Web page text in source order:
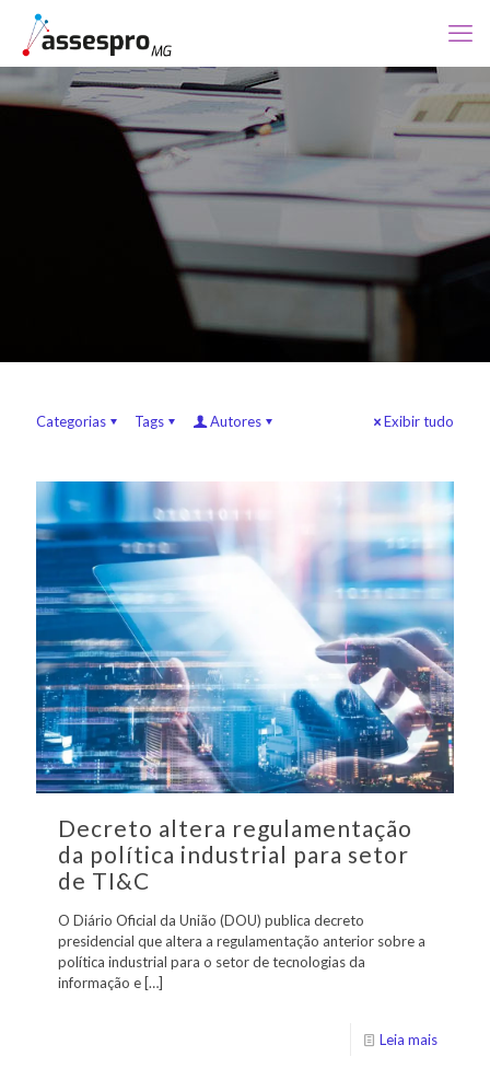
Categorias Tags Autores Exibir tudo
Decreto altera regulamentação
da política industrial para setor
de TI&C
O Diário Oficial da União (DOU) publica decreto
presidencial que altera a regulamentação anterior sobre a
política industrial para o setor de tecnologias da
informação e […]
Leia mais